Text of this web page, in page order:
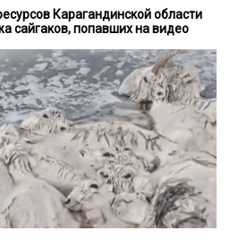
Карагандинской области
сайгаков, попавших на видео